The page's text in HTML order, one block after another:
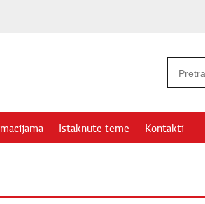
Istaknute teme Kontakti